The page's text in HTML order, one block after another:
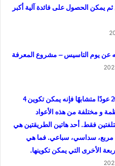
يمكن الحصول على فائدة آلية أكبر
عن يوم التاسيس – مشروع المعرفة
إذا كان لدينا 20 عودًا متشابهًا فإنه يمكن تكوين 4
و مختلفة من هذه الأعواد
فقط. أحد هاتين الطريقتين هي
مربع، سداسي، سباعي. فما هي
الأخرى التي يمكن تكوينها.